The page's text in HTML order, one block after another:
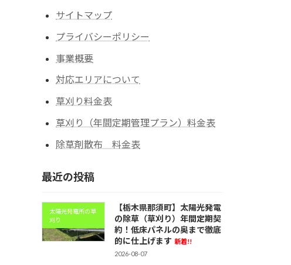
サイトマップ
プライバシーポリシー
事業概要
対応エリアについて
草刈り料金表
草刈り（年間定期管理プラン）料金表
除草剤散布 料金表
最近の投稿
太陽光発電所の草
刈り
【栃木県那須町】太陽光発電
の除草（草刈り）年間定期契
約！低床パネルの奥まで徹底
的に仕上げます 新着!!
2026-08-07